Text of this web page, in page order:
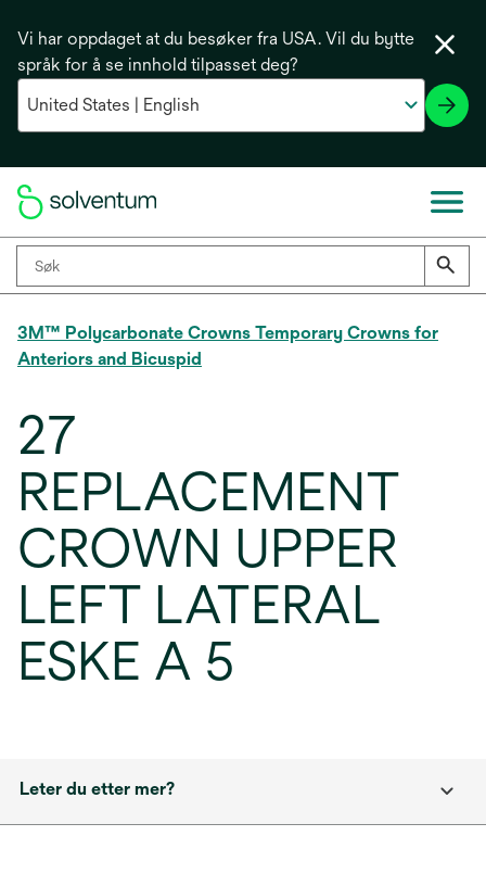
Vi har oppdaget at du besøker fra USA. Vil du bytte
språk for å se innhold tilpasset deg?
3M™ Polycarbonate Crowns Temporary Crowns for
Anteriors and Bicuspid
27
REPLACEMENT
CROWN UPPER
LEFT LATERAL
ESKE A 5
Leter du etter mer?